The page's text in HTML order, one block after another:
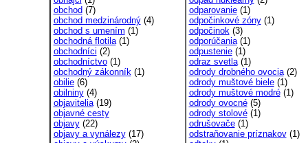
obchod (7)
obchod medzinárodný(4)
obchod s umením (1)
obchodná flotila(1)
obchodníci (2)
obchodníctvo(1)
obchodný zákonník(1)
obilie(6)
obilniny(4)
objavitelia(19)
objavné cesty
objavy(22)
objavy a vynálezy(17)
odparovanie(1)
odpočinkové zóny(1)
odpočinok(3)
odporúčania(1)
odpustenie(1)
odraz svetla(1)
odrody drobného ovocia(2)
odrody muštové biele(1)
odrody muštové modré(1)
odrody ovocné(5)
odrody stolové(1)
odrušovače(1)
odstraňovanie príznakov(1)